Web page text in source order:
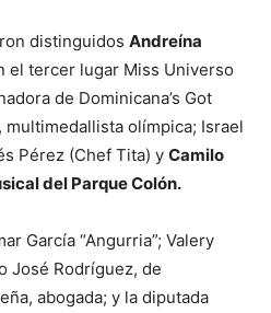
distinguidos Andreína
el tercer lugar Miss Universo
de Dominicana’s Got
olímpica; Israel
Pérez (Chef Tita) y Camilo
del Parque Colón.
García “Angurria”; Valery
José Rodríguez, de
abogada; y la diputada